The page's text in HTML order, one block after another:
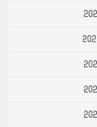
شهريا على أن لا يقل الرسم عن /20000/ ل س ولا يزيد عن
مقابل خدمات ومسكر